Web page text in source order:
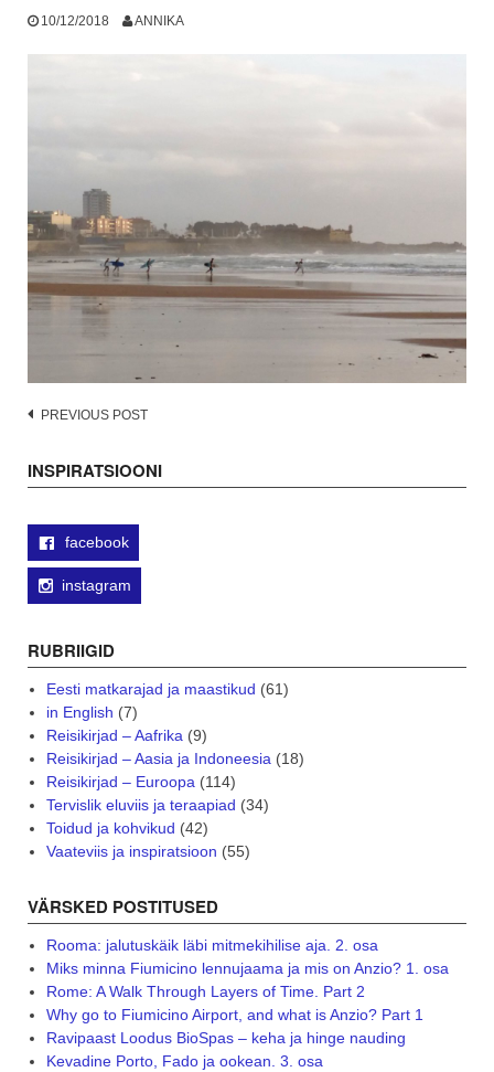
10/12/2018 ANNIKA
Post
PREVIOUS POST
INSPIRATSIOONI
facebook
instagram
RUBRIIGID
Eesti matkarajad ja maastikud (61)
in English (7)
Reisikirjad – Aafrika(9)
Reisikirjad – Aasia ja Indoneesia(18)
Reisikirjad – Euroopa(114)
Tervislik eluviis ja teraapiad (34)
Toidud ja kohvikud (42)
Vaateviis ja inspiratsioon (55)
VÄRSKED POSTITUSED
Rooma: jalutuskäik läbi mitmekihilise aja. 2. osa
Miks minna Fiumicino lennujaama ja mis on Anzio? 1. osa
Rome: A Walk Through Layers of Time. Part 2
Why go to Fiumicino Airport, and what is Anzio? Part 1
Ravipaast Loodus BioSpas – keha ja hinge nauding
Kevadine Porto, Fado ja ookean. 3. osa